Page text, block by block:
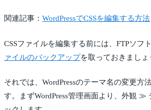
関連記事： WordPressでCSSを編集する方法
CSSファイルを編集する前には、FTPソフ
ァイルのバックアップを取っておきましょ
それでは、WordPressのテーマ名の変更方
す。まずWordPress管理画面より、外観 ≫